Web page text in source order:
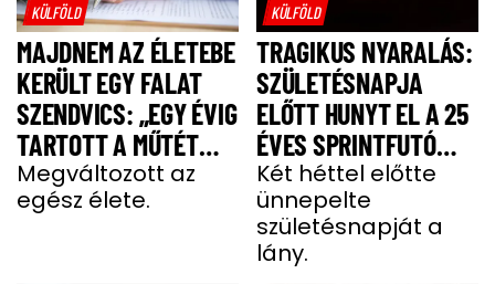
KÜLFÖLD
MAJDNEM AZ ÉLETEBE
KERÜLT EGY FALAT
SZENDVICS: „EGY ÉVIG
TARTOTT A MŰTÉT
UTÁNI FELÉPÜLÉS”
Megváltozott az
egész élete.
KÜLFÖLD
TRAGIKUS NYARALÁS:
SZÜLETÉSNAPJA
ELŐTT HUNYT EL A 25
ÉVES SPRINTFUTÓ
LÁNY
Két héttel előtte
ünnepelte
születésnapját a
lány.